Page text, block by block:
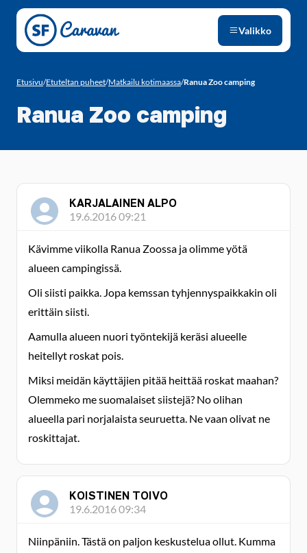
Siirry sivun sisältöön
Valikko
Etusivu/Etuteltan puheet/Matkailu kotimaassa/Ranua Zoo camping
Ranua Zoo camping
KARJALAINEN ALPO
19.6.2016 09:21
Kävimme viikolla Ranua Zoossa ja olimme yötä
alueen campingissä.
Oli siisti paikka. Jopa kemssan tyhjennyspaikkakin oli
erittäin siisti.
Aamulla alueen nuori työntekijä keräsi alueelle
heitellyt roskat pois.
Miksi meidän käyttäjien pitää heittää roskat maahan?
Olemmeko me suomalaiset siistejä? No olihan
alueella pari norjalaista seuruetta. Ne vaan olivat ne
roskittajat.
KOISTINEN TOIVO
19.6.2016 09:34
Niinpäniin. Tästä on paljon keskustelua ollut. Kumma